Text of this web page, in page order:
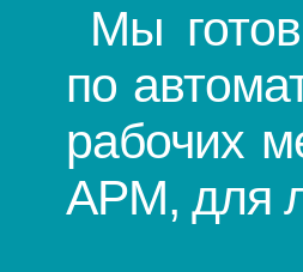
Мы
по
рабочих
АРМ, для